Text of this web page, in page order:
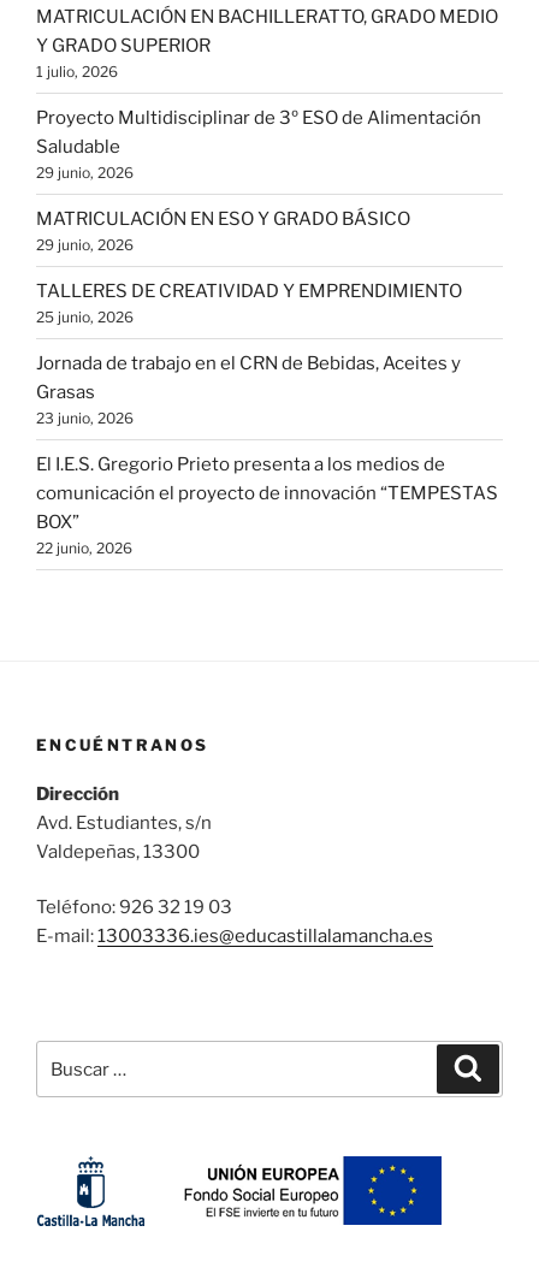
MATRICULACIÓN EN BACHILLERATTO, GRADO MEDIO
Y GRADO SUPERIOR
1 julio, 2026
Proyecto Multidisciplinar de 3º ESO de Alimentación
Saludable
29 junio, 2026
MATRICULACIÓN EN ESO Y GRADO BÁSICO
29 junio, 2026
TALLERES DE CREATIVIDAD Y EMPRENDIMIENTO
25 junio, 2026
Jornada de trabajo en el CRN de Bebidas, Aceites y
Grasas
23 junio, 2026
El I.E.S. Gregorio Prieto presenta a los medios de
comunicación el proyecto de innovación “TEMPESTAS
BOX”
22 junio, 2026
ENCUÉNTRANOS
Dirección
Avd. Estudiantes, s/n
Valdepeñas, 13300
Teléfono: 926 32 19 03
E-mail:13003336.ies@educastillalamancha.es
por: